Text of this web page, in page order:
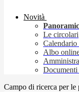
Novità
Le circolari
Calendario
Albo
Campo di ricerca per le